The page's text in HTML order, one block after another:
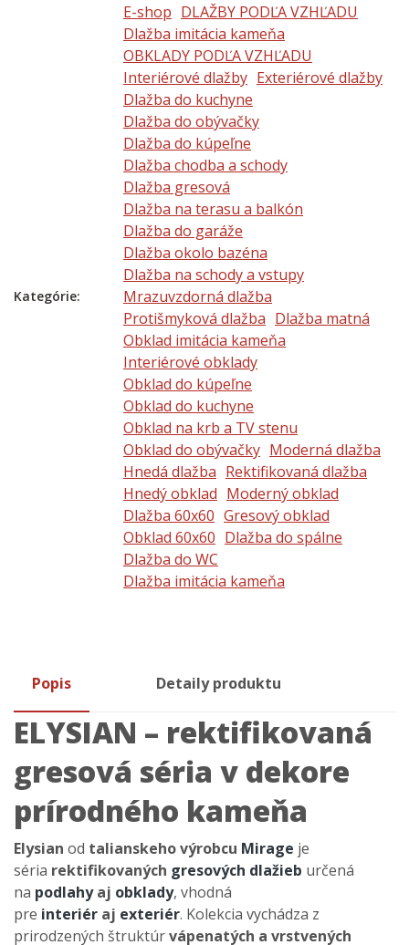
Kategórie:
E-shop DLAŽBY PODĽA VZHĽADU
Dlažba imitácia kameňa
OBKLADY PODĽA VZHĽADU
Interiérové dlažby Exteriérové dlažby
Dlažba do kuchyne
Dlažba do obývačky
Dlažba do kúpeľne
Dlažba chodba a schody
Dlažba gresová
Dlažba na terasu a balkón
Dlažba do garáže
Dlažba okolo bazéna
Dlažba na schody a vstupy
Mrazuvzdorná dlažba
Protišmyková dlažba Dlažba matná
Obklad imitácia kameňa
Interiérové obklady
Obklad do kúpeľne
Obklad do kuchyne
Obklad na krb a TV stenu
Obklad do obývačky Moderná dlažba
Hnedá dlažba Rektifikovaná dlažba
Hnedý obklad Moderný obklad
Dlažba 60x60 Gresový obklad
Obklad 60x60 Dlažba do spálne
Dlažba do WC
Dlažba imitácia kameňa
Popis Detaily produktu
ELYSIAN – rektifikovaná
gresová séria v dekore
prírodného kameňa
Elysian od talianskeho výrobcu Mirage je
séria rektifikovaných gresových dlažieb určená
na podlahyaj obklady, vhodná
pre interiér aj exteriér. Kolekcia vychádza z
prirodzených štruktúrvápenatých a vrstvených